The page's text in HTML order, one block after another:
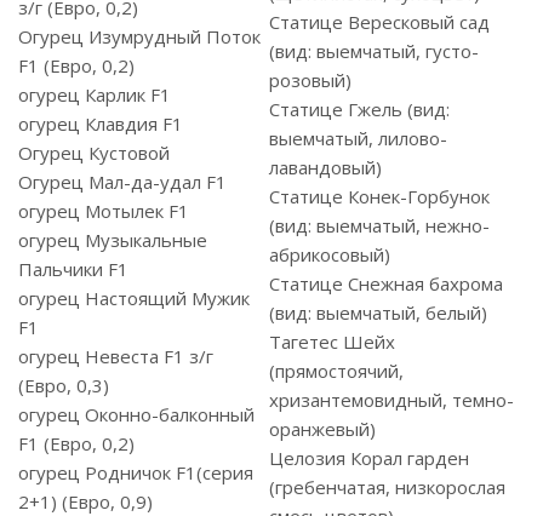
з/г (Евро, 0,2)
Огурец Изумрудный Поток
F1 (Евро, 0,2)
огурец Карлик F1
огурец Клавдия F1
Огурец Кустовой
Огурец Мал-да-удал F1
огурец Мотылек F1
огурец Музыкальные
Пальчики F1
огурец Настоящий Мужик
F1
огурец Невеста F1 з/г
(Евро, 0,3)
огурец Оконно-балконный
F1 (Евро, 0,2)
огурец Родничок F1(серия
2+1) (Евро, 0,9)
Статице Вересковый сад
(вид: выемчатый, густо-
розовый)
Статице Гжель (вид:
выемчатый, лилово-
лавандовый)
Статице Конек-Горбунок
(вид: выемчатый, нежно-
абрикосовый)
Статице Снежная бахрома
(вид: выемчатый, белый)
Тагетес Шейх
(прямостоячий,
хризантемовидный, темно-
оранжевый)
Целозия Корал гарден
(гребенчатая, низкорослая